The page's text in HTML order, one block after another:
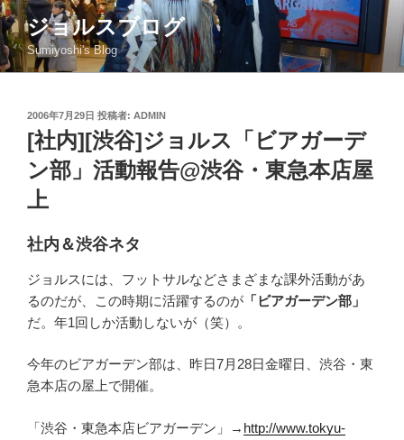
コ
ン
テ
ン
ジョルスブログ
Sumiyoshi's Blog
投
稿
日:
2006年7月29日 投稿者: ADMIN
[社内][渋谷]ジョルス「ビアガーデ
ン部」活動報告@渋谷・東急本店屋
上
社内＆渋谷ネタ
ジョルスには、フットサルなどさまざまな課外活動があ
るのだが、この時期に活躍するのが 「ビアガーデン部」
だ。年1回しか活動しないが（笑）。
今年のビアガーデン部は、昨日7月28日金曜日、渋谷・東
急本店の屋上で開催。
「渋谷・東急本店ビアガーデン」→ http://www.tokyu-